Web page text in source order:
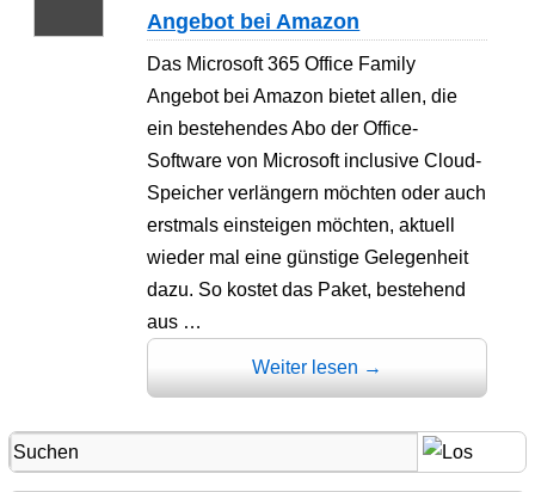
Angebot bei Amazon
Das Microsoft 365 Office Family
Angebot bei Amazon bietet allen, die
ein bestehendes Abo der Office-
Software von Microsoft inclusive Cloud-
Speicher verlängern möchten oder auch
erstmals einsteigen möchten, aktuell
wieder mal eine günstige Gelegenheit
dazu. So kostet das Paket, bestehend
aus …
Weiter lesen →